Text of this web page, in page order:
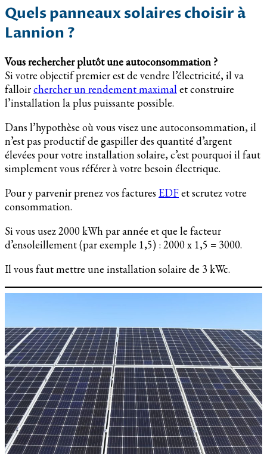
Quels panneaux solaires choisir à
Lannion ?
Vous rechercher plutôt une autoconsommation ?
Si votre objectif premier est de vendre l’électricité, il va
falloirchercher un rendement maximalet construire
l’installation la plus puissante possible.
Dans l’hypothèse où vous visez une autoconsommation, il
n’est pas productif de gaspiller des quantité d’argent
élevées pour votre installation solaire, c’est pourquoi il faut
simplement vous référer à votre besoin électrique.
Pour y parvenir prenez vos factures EDFet scrutez votre
consommation.
Si vous usez 2000 kWh par année et que le facteur
d’ensoleillement (par exemple 1,5) : 2000 x 1,5 = 3000.
Il vous faut mettre une installation solaire de 3 kWc.